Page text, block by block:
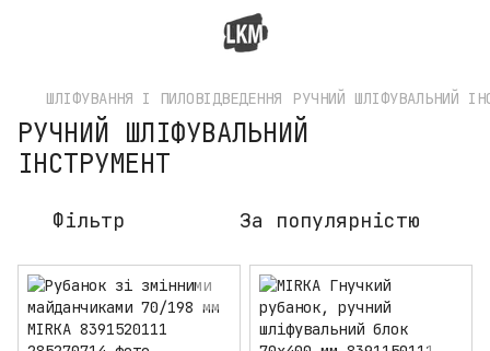
ШЛІФУВАННЯ І ПИЛОВІДВЕДЕННЯ РУЧНИЙ ШЛІФУВАЛЬНИЙ
РУЧНИЙ ШЛІФУВАЛЬНИЙ
ІНСТРУМЕНТ
Фільтр За популярністю